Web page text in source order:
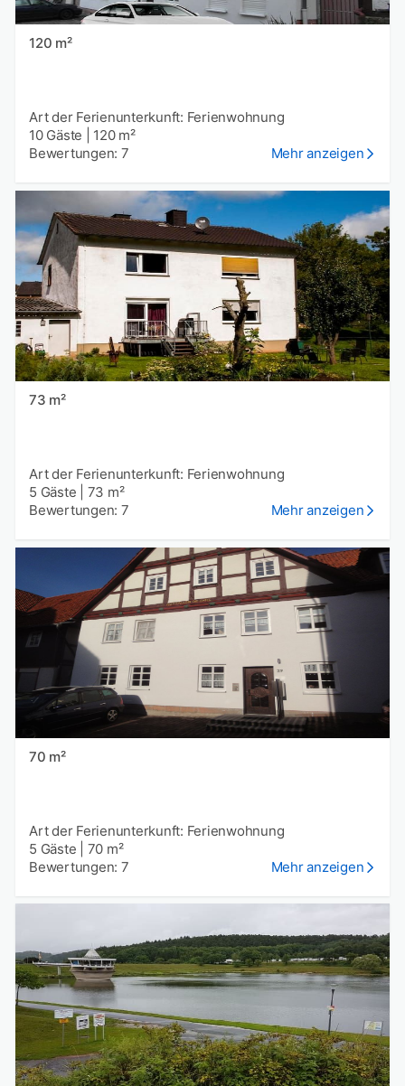
120 m²
Art der Ferienunterkunft: Ferienwohnung
10 Gäste
120 m²
Bewertungen: 7
Mehr anzeigen
73 m²
Art der Ferienunterkunft: Ferienwohnung
5 Gäste
73 m²
Bewertungen: 7
Mehr anzeigen
70 m²
Art der Ferienunterkunft: Ferienwohnung
5 Gäste
70 m²
Bewertungen: 7
Mehr anzeigen